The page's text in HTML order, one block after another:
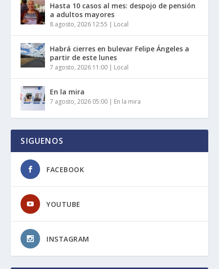
Hasta 10 casos al mes: despojo de pensión
a adultos mayores
8 agosto, 2026 12:55 | Local
Habrá cierres en bulevar Felipe Ángeles a
partir de este lunes
7 agosto, 2026 11:00 | Local
En la mira
7 agosto, 2026 05:00 | En la mira
SIGUENOS
FACEBOOK
YOUTUBE
INSTAGRAM